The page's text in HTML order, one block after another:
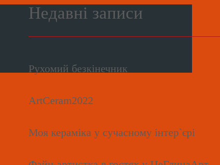
Недавні записи
Рухомий безкінечник
ArtCeram2022
Моя кераміка у сучасному інтер`єрі